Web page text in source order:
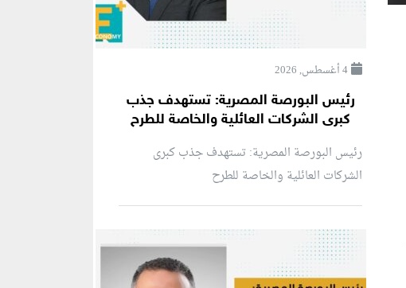
4 أغسطس, 2026
رئيس البورصة المصرية: تستهدف جذب
كبرى الشركات العائلية والخاصة للطرح
رئيس البورصة المصرية: تستهدف جذب كبرى
الشركات العائلية والخاصة للطرح